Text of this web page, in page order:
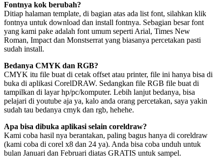
Fontnya kok berubah?
Ditiap halaman template, di bagian atas ada list font, silahkan klik
fontnya untuk download dan install fontnya. Sebagian besar font
yang kami pake adalah font umum seperti Arial, Times New
Roman, Impact dan Monstserrat yang biasanya percetakan pasti
sudah install.
Bedanya CMYK dan RGB?
CMYK itu file buat di cetak offset atau printer, file ini hanya bisa di
buka di aplikasi CorelDRAW. Sedangkan file RGB file buat di
tampilkan di layar hp/pc/komputer. Lebih lanjut bedanya, bisa
pelajari di youtube aja ya, kalo anda orang percetakan, saya yakin
sudah tau bedanya cmyk dan rgb, hehehe.
Apa bisa dibuka aplikasi selain coreldraw?
Kami coba hasil nya berantakan, paling bagus hanya di coreldraw
(kami coba di corel x8 dan 24 ya). Anda bisa coba unduh untuk
bulan Januari dan Februari diatas GRATIS untuk sampel.